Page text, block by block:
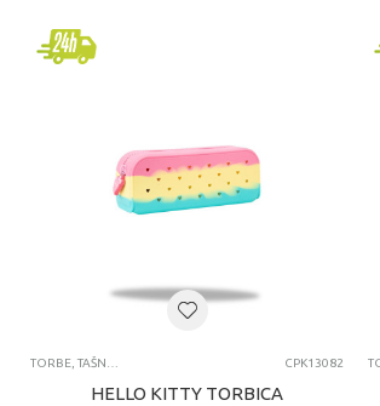
CPK13082
HELLO KITTY TORBICA